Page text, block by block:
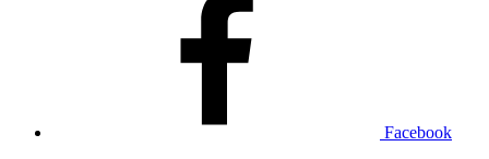
Facebook